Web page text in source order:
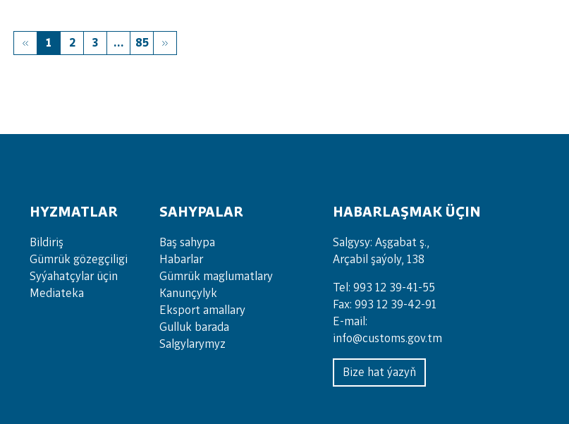
1 2 3 ... 85
HYZMATLAR
Bil­di­riş
Güm­rük gö­zeg­çi­li­gi
Sy­ýa­hat­çy­lar ü­çin
Media­teka
SAHYPALAR
Baş sahypa
Habarlar
Gümrük maglumatlary
Kanunçylyk
Eksport amallary
Gulluk barada
Salgylarymyz
HABARLAŞMAK ÜÇIN
Salgysy: Aşgabat ş.,
Arçabil şaýoly, 138
Tel: 993 12 39-41-55
Fax: 993 12 39-42-91
E-mail:
info@customs.gov.tm
Bize hat ýazyň